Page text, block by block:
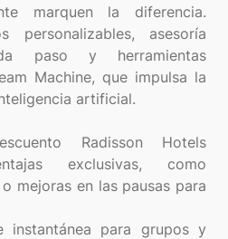
marquen la diferencia.
personalizables, asesoría
paso y herramientas
Machine, que impulsa la
artificial.
Radisson Hotels
exclusivas, como
mejoras en las pausas para
instantánea para grupos y